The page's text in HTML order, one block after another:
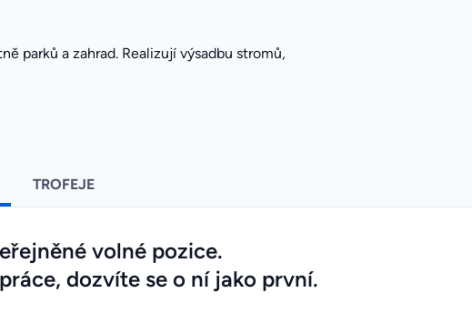
parků a zahrad. Realizují výsadbu stromů,
TROFEJE
volné pozice.
dozvíte se o ní jako první.